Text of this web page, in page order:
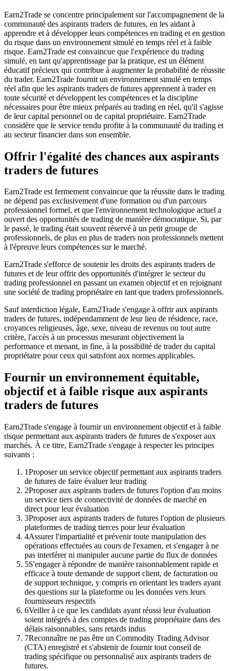
Earn2Trade se concentre principalement sur l'accompagnement de la
communauté des aspirants traders de futures, en les aidant à
apprendre et à développer leurs compétences en trading et en gestion
du risque dans un environnement simulé en temps réel et à faible
risque. Earn2Trade est convaincue que l'expérience du trading
simulé, en tant qu'apprentissage par la pratique, est un élément
éducatif précieux qui contribue à augmenter la probabilité de réussite
du trader. Earn2Trade fournit un environnement simulé en temps
réel afin que les aspirants traders de futures apprennent à trader en
toute sécurité et développent les compétences et la discipline
nécessaires pour être mieux préparés au trading en réel, qu'il s'agisse
de leur capital personnel ou de capital propriétaire. Earn2Trade
considère que le service rendu profite à la communauté du trading et
au secteur financier dans son ensemble.
Offrir l'égalité des chances aux aspirants
traders de futures
Earn2Trade est fermement convaincue que la réussite dans le trading
ne dépend pas exclusivement d'une formation ou d'un parcours
professionnel formel, et que l'environnement technologique actuel a
ouvert des opportunités de trading de manière démocratique. Si, par
le passé, le trading était souvent réservé à un petit groupe de
professionnels, de plus en plus de traders non professionnels mettent
à l'épreuve leurs compétences sur le marché.
Earn2Trade s'efforce de soutenir les droits des aspirants traders de
futures et de leur offrir des opportunités d'intégrer le secteur du
trading professionnel en passant un examen objectif et en rejoignant
une société de trading propriétaire en tant que traders professionnels.
Sauf interdiction légale, Earn2Trade s'engage à offrir aux aspirants
traders de futures, indépendamment de leur lieu de résidence, race,
croyances religieuses, âge, sexe, niveau de revenus ou tout autre
critère, l'accès à un processus mesurant objectivement la
performance et menant, in fine, à la possibilité de trader du capital
propriétaire pour ceux qui satisfont aux normes applicables.
Fournir un environnement équitable,
objectif et à faible risque aux aspirants
traders de futures
Earn2Trade s'engage à fournir un environnement objectif et à faible
risque permettant aux aspirants traders de futures de s'exposer aux
marchés. À ce titre, Earn2Trade s'engage à respecter les principes
suivants :
1Proposer un service objectif permettant aux aspirants traders
de futures de faire évaluer leur trading
2Proposer aux aspirants traders de futures l'option d'au moins
un service tiers de connectivité de données de marché en
direct pour leur évaluation
3Proposer aux aspirants traders de futures l'option de plusieurs
plateformes de trading tierces pour leur évaluation
4Assurer l'impartialité et prévenir toute manipulation des
opérations effectuées au cours de l'examen, et s'engager à ne
pas interférer ni manipuler aucune partie du flux de données
5S'engager à répondre de manière raisonnablement rapide et
efficace à toute demande de support client, de facturation ou
de support technique, y compris en orientant les traders ayant
des questions sur la plateforme ou les données vers leurs
fournisseurs respectifs
6Veiller à ce que les candidats ayant réussi leur évaluation
soient intégrés à des comptes de trading propriétaire dans des
délais raisonnables, sans retards indus
7Reconnaître ne pas être un Commodity Trading Advisor
(CTA) enregistré et s'abstenir de fournir tout conseil de
trading spécifique ou personnalisé aux aspirants traders de
futures.